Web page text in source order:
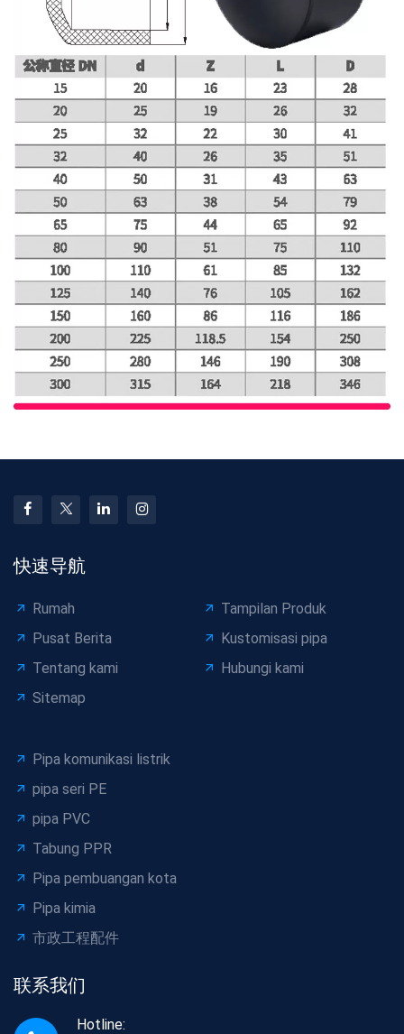
快速导航
Rumah
Tampilan Produk
Pusat Berita
Kustomisasi pipa
Tentang kami
Hubungi kami
Sitemap
Pipa komunikasi listrik
pipa seri PE
pipa PVC
Tabung PPR
Pipa pembuangan kota
Pipa kimia
市政工程配件
联系我们
Hotline: